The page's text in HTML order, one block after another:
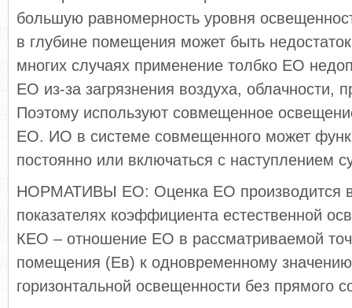
большую равномерность уровня
в глубине помещения может быть
многих случаях применение толбко ЕО
ЕО из-за загрязнения воздуха, облачности,
Поэтому используют совмещенное
ЕО. ИО в системе совмещенного может
постоянно или включаться с наступлением
НОРМАТИВЫ ЕО: Оценка ЕО производится в
показателях коэффициента естественной
КЕО – отношение ЕО в рассматриваемой
помещения (Ев) к одновременному
горизонтальной освещенности без прямого